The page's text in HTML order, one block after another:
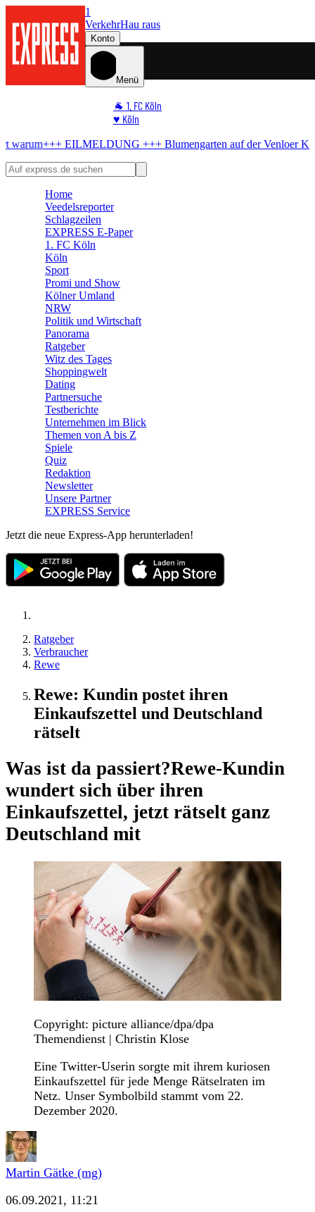
1
VerkehrHau raus
Konto
Menü
🐐 1. FC Köln
♥️ Köln
🏆 Sport
+++Blumengarten auf der VenloerKostenlos-Konzert in Köln
Home
Veedelsreporter
Schlagzeilen
EXPRESS E-Paper
1. FC Köln
Köln
Sport
Promi und Show
Kölner Umland
NRW
Politik und Wirtschaft
Panorama
Ratgeber
Witz des Tages
Shoppingwelt
Dating
Partnersuche
Testberichte
Unternehmen im Blick
Themen von A bis Z
Spiele
Quiz
Redaktion
Newsletter
Unsere Partner
EXPRESS Service
Jetzt die neue Express-App herunterladen!
Ratgeber
Verbraucher
Rewe
Rewe: Kundin postet ihren
Einkaufszettel und Deutschland
rätselt
Was ist da passiert?Rewe-Kundin
wundert sich über ihren
Einkaufszettel, jetzt rätselt ganz
Deutschland mit
Copyright: picture alliance/dpa/dpa
Themendienst | Christin Klose
Eine Twitter-Userin sorgte mit ihrem kuriosen
Einkaufszettel für jede Menge Rätselraten im
Netz. Unser Symbolbild stammt vom 22.
Dezember 2020.
Martin Gätke (mg)
06.09.2021, 11:21